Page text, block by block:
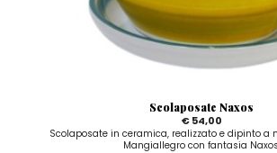
Scolaposate Naxos
€ 54,00
Scolaposate in ceramica, realizzato e dipinto a
Mangiallegro con fantasia